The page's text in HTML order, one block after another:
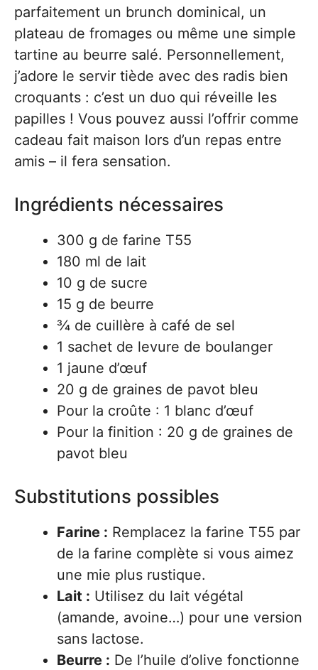
parfaitement un brunch dominical, un
plateau de fromages ou même une simple
tartine au beurre salé. Personnellement,
j’adore le servir tiède avec des radis bien
croquants : c’est un duo qui réveille les
papilles ! Vous pouvez aussi l’offrir comme
cadeau fait maison lors d’un repas entre
amis – il fera sensation.
Ingrédients nécessaires
300 g de farine T55
180 ml de lait
10 g de sucre
15 g de beurre
¾ de cuillère à café de sel
1 sachet de levure de boulanger
1 jaune d’œuf
20 g de graines de pavot bleu
Pour la croûte : 1 blanc d’œuf
Pour la finition : 20 g de graines de
pavot bleu
Substitutions possibles
Farine : Remplacez la farine T55 par
de la farine complète si vous aimez
une mie plus rustique.
Lait : Utilisez du lait végétal
(amande, avoine…) pour une version
sans lactose.
Beurre : De l’huile d’olive fonctionne